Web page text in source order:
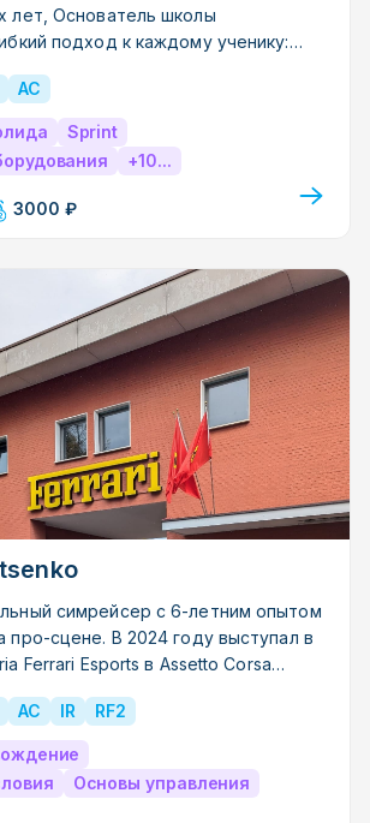
лет, Основатель школы
подход к каждому ученику:
свой предел. Занятия проходят в
предварительного анализа
Подробности в ЛС
AC
Sprint
+10...
3000 ₽
симрейсер с 6-летним опытом
про-сцене. В 2024 году выступал в
Ferrari Esports в Assetto Corsa
с лучшими коллективами
обучаю других и хочу помочь
Ссылка для записи в профиле ВК.
AC IR RF2
Основы управления